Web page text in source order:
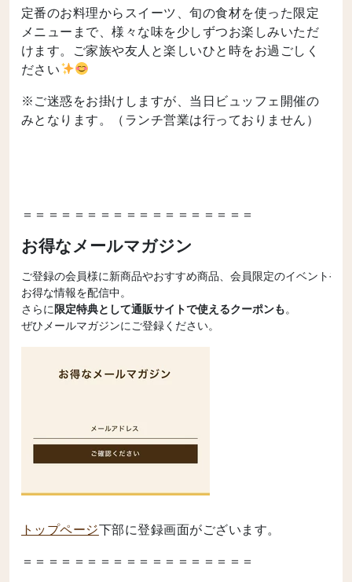
定番のお料理からスイーツ、旬の食材を使った限定
メニューまで、様々な味を少しずつお楽しみいただ
けます。ご家族や友人と楽しいひと時をお過ごしく
ださい
※ご迷惑をお掛けしますが、当日ビュッフェ開催の
みとなります。（ランチ営業は行っておりません）
＝＝＝＝＝＝＝＝＝＝＝＝＝＝＝＝＝＝
お得なメールマガジン
ご登録の会員様に新商品やおすすめ商品、会員限定のイベントや
お得な情報を配信中。
さらに限定特典として通販サイトで使えるクーポンも。
ぜひメールマガジンにご登録ください。
トップページ下部に登録画面がございます。
＝＝＝＝＝＝＝＝＝＝＝＝＝＝＝＝＝＝